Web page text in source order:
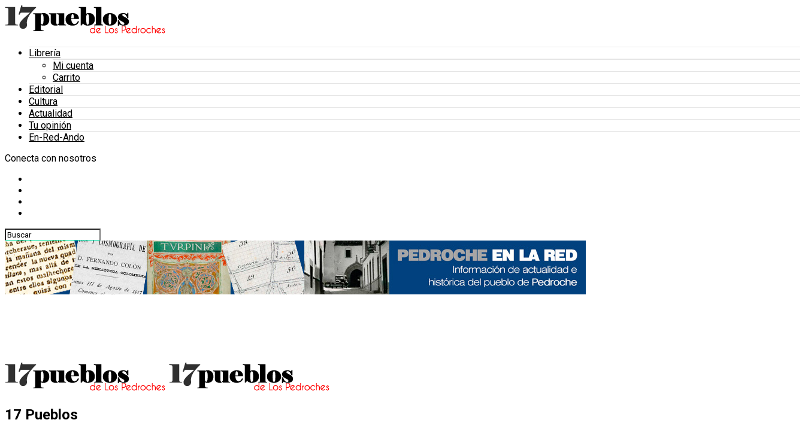
Librería
Mi cuenta
Carrito
Editorial
Cultura
Actualidad
Tu opinión
En-Red-Ando
Conecta con nosotros
17 Pueblos